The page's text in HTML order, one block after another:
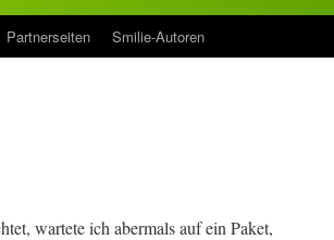
Partnerseiten Smilie-Autoren
wartete ich abermals auf ein Paket,